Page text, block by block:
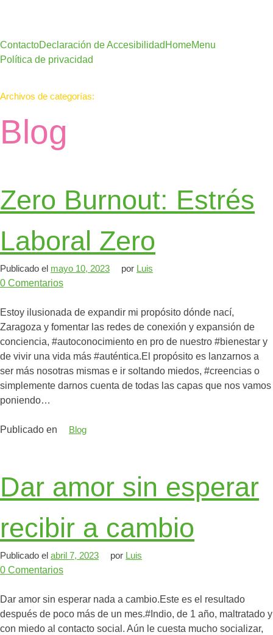
ContactoDeclaración de Accesibilidad HomeMenu
Política de privacidad
Archivos de categorías:
Blog
Zero Burnout: Estrés
Laboral Zero
Publicado el mayo 10, 2023 por Luis
0 Comentarios
Estoy ilusionada de expandir mi propósito dónde nací,
Zaragoza y fomentar las redes de conexión y expansión de
conciencia, #autoconocimiento en pro de nuestro #bienestar y
de vivir una vida más #auténtica.El propósito es lanzarnos a
ser más nosotras mismas e ir soltando miedos, #creencias o
simplemente darnos cuenta de todas las capas que nos vamos
poniendo…
Publicado en Blog
Dar amor sin esperar
recibir a cambio
Publicado el abril 7, 2023 por Luis
0 Comentarios
Dar amor sin esperar nada a cambio.Este es el resultado
después de poco más de un mes.#Indio, de 1 año, maltratado y
con miedo al contacto social. Aún le cuesta mucho socializar,